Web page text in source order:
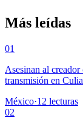
Más leídas
01
Asesinan al
transmisión en
México·12 lecturas
02